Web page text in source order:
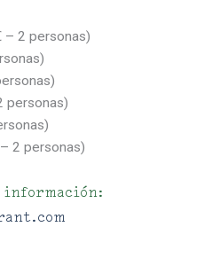
– 2 personas)
personas)
2 personas)
información: